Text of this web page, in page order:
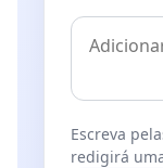
Escreva
redigirá